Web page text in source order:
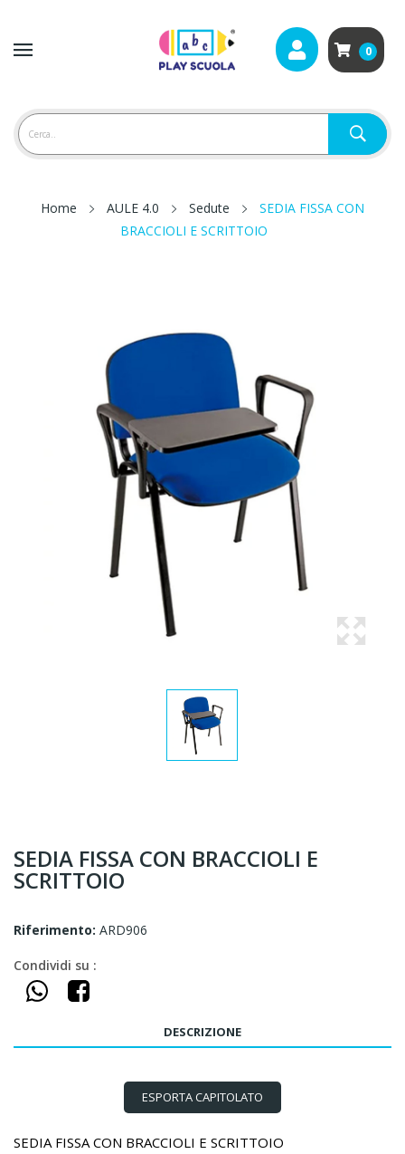
0
Home AULE 4.0 Sedute
SEDIA FISSA CON
BRACCIOLI E SCRITTOIO
SEDIA FISSA CON BRACCIOLI E
SCRITTOIO
Riferimento: ARD906
Condividi su :
DESCRIZIONE
ESPORTA CAPITOLATO
SEDIA FISSA CON BRACCIOLI E SCRITTOIO